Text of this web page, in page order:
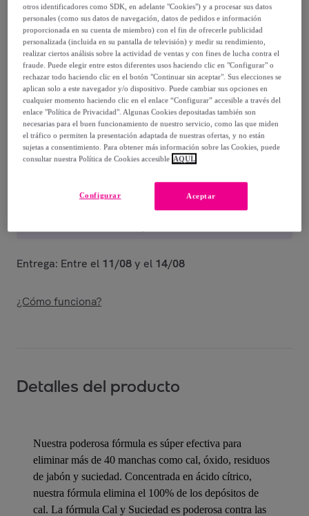
6,14 €
9,99 €
-38%
Vendido porReckitt Limpieza y Cuidado
Entrega desde3,99 €
Entrega: Entre el 11/08y el 14/08
¿Cómo funciona?
Detalles del producto
Nuestra poderosa fórmula es súper efectiva para
eliminar más de 40 manchas como cal, óxido, residuos
de jabón y suciedad. Concentrada en ácido cítrico,
nuestra fórmula elimina el 100% de los depósitos de
cal. La fórmula Cal y Suciedad es poderosa contra las
otros identificadores como SDK, en adelante "Cookies") y a procesar sus datos
personales (como sus datos de navegación, datos de pedidos e información
proporcionada en su cuenta de miembro) con el fin de ofrecerle publicidad
personalizada (incluida en su pantalla de televisión) y medir su rendimiento,
realizar ciertos análisis sobre la actividad de ventas y con fines de lucha contra el
fraude. Puede elegir entre estos diferentes usos haciendo clic en "Configurar" o
rechazar todo haciendo clic en el botón "Continuar sin aceptar". Sus elecciones se
aplican solo a este navegador y/o dispositivo. Puede cambiar sus opciones en
cualquier momento haciendo clic en el enlace “Configurar” accesible a través del
enlace "Política de Privacidad". Algunas Cookies depositadas también son
necesarias para el buen funcionamiento de nuestro servicio, como las que miden
el tráfico o permiten la presentación adaptada de nuestras ofertas, y no están
sujetas a consentimiento. Para obtener más información sobre las Cookies, puede
consultar nuestra Política de Cookies accesible AQUÍ.
Aceptar
Configurar